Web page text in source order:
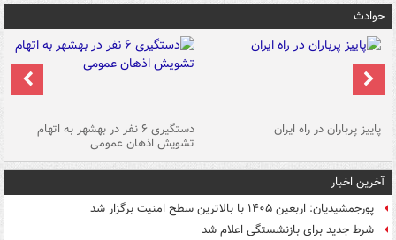
حوادث
پاییز پرباران در راه ایران دستگیری ۶ نفر در بهشهر به اتهام
تشویش اذهان عمومی
آخرین اخبار
پورجمشیدیان: اربعین ۱۴۰۵ با بالاترین سطح امنیت برگزار شد
شرط جدید برای بازنشستگی اعلام شد